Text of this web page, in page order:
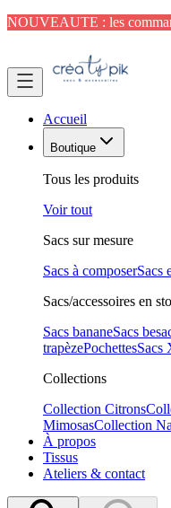
NOUVEAUTE : les
Accueil
Boutique
Tous les produits
Voir tout
Sacs sur mesure
Sacs à composerSacs
Sacs/accessoires en
Sacs bananeSacs
trapèzePochettesSacs
Collections
Collection Citrons
MimosasCollection
À propos
Tissus
Ateliers & contact